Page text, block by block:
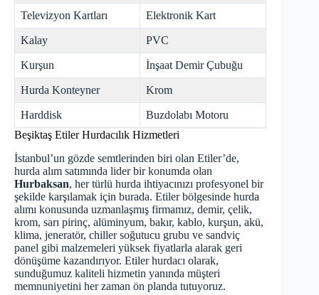
Televizyon Kartları Elektronik Kart
Kalay PVC
Kurşun İnşaat Demir Çubuğu
Hurda Konteyner Krom
Harddisk
Buzdolabı Motoru
Beşiktaş Etiler Hurdacılık Hizmetleri
İstanbul’un gözde semtlerinden biri olan Etiler’de,
hurda alım satımında lider bir konumda olan
Hurbaksan, her türlü hurda ihtiyacınızı profesyonel bir
şekilde karşılamak için burada. Etiler bölgesinde hurda
alımı konusunda uzmanlaşmış firmamız, demir, çelik,
krom, sarı pirinç, alüminyum, bakır, kablo, kurşun, akü,
klima, jeneratör, chiller soğutucu grubu ve sandviç
panel gibi malzemeleri yüksek fiyatlarla alarak geri
dönüşüme kazandırıyor. Etiler hurdacı olarak,
sunduğumuz kaliteli hizmetin yanında müşteri
memnuniyetini her zaman ön planda tutuyoruz.